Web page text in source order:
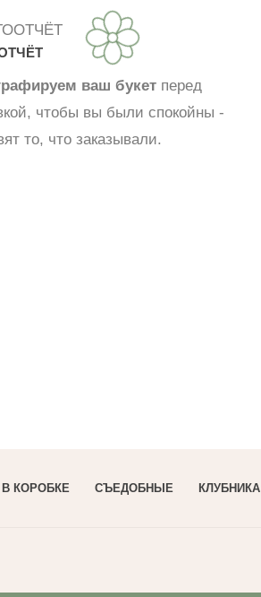
ваш букет перед
чтобы вы были спокойны -
то, что заказывали.
В КОРОБКЕ СЪЕДОБНЫЕ КЛУБНИКА